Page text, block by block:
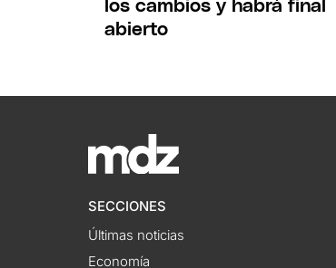
los cambios y habrá final
abierto
SECCIONES
Últimas noticias
Economía